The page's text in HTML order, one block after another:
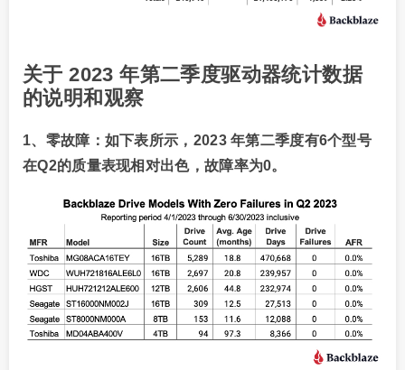
关于 2023 年第二季度驱动器统计数据
的说明和观察
1、零故障：如下表所示，2023 年第二季度有6个型号
在Q2的质量表现相对出色，故障率为0。